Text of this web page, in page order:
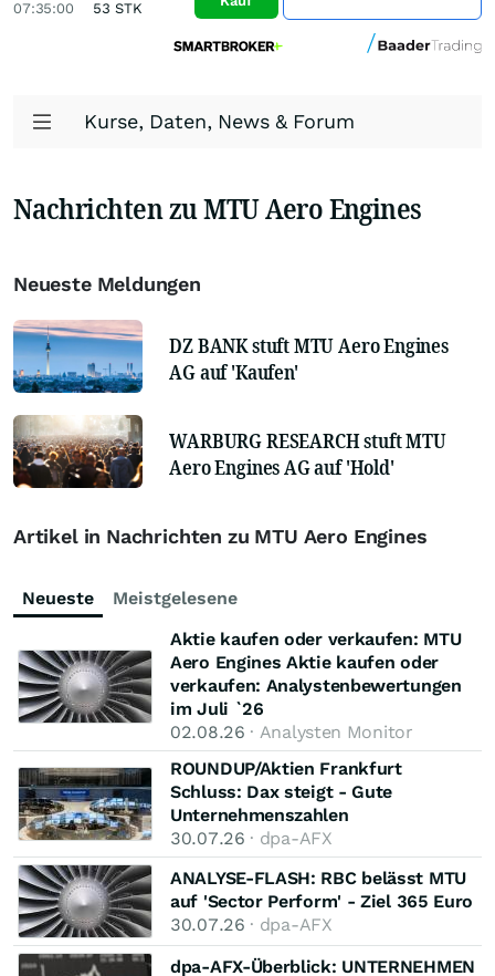
07:35:00 53 STK
Kurse, Daten, News & Forum
Nachrichten zu MTU Aero Engines
Neueste Meldungen
DZ BANK stuft MTU Aero Engines
AG auf 'Kaufen'
WARBURG RESEARCH stuft MTU
Aero Engines AG auf 'Hold'
Artikel in Nachrichten zu MTU Aero Engines
Neueste
Meistgelesene
Aktie kaufen oder verkaufen: MTU
Aero Engines Aktie kaufen oder
verkaufen: Analystenbewertungen
im Juli `26
02.08.26 · Analysten Monitor
ROUNDUP/Aktien Frankfurt
Schluss: Dax steigt - Gute
Unternehmenszahlen
30.07.26 · dpa-AFX
ANALYSE-FLASH: RBC belässt MTU
auf 'Sector Perform' - Ziel 365 Euro
30.07.26 · dpa-AFX
dpa-AFX-Überblick: UNTERNEHMEN